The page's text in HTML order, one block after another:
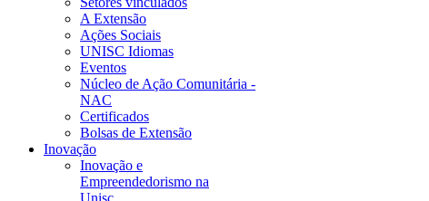
A Extensão
Ações Sociais
UNISC Idiomas
Eventos
Núcleo de Ação Comunitária -
NAC
Certificados
Bolsas de Extensão
Inovação
Inovação e
Empreendedorismo na
Unisc